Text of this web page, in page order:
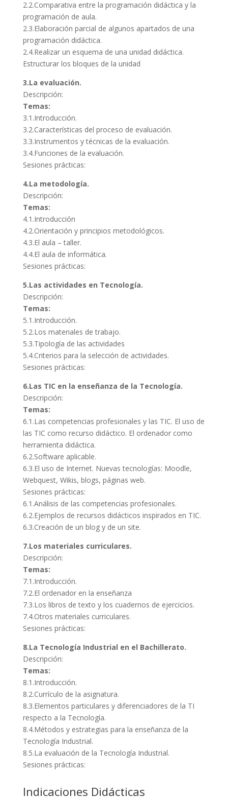
2.2.Comparativa entre la programación didáctica y la
programación de aula.
2.3.Elaboración parcial de algunos apartados de una
programación didáctica.
2.4.Realizar un esquema de una unidad didáctica.
Estructurar los bloques de la unidad
3.La evaluación.
Descripción:
Temas:
3.1.Introducción.
3.2.Características del proceso de evaluación.
3.3.Instrumentos y técnicas de la evaluación.
3.4.Funciones de la evaluación.
Sesiones prácticas:
4.La metodología.
Descripción:
Temas:
4.1.Introducción
4.2.Orientación y principios metodológicos.
4.3.El aula – taller.
4.4.El aula de informática.
Sesiones prácticas:
5.Las actividades en Tecnología.
Descripción:
Temas:
5.1.Introducción.
5.2.Los materiales de trabajo.
5.3.Tipología de las actividades
5.4.Criterios para la selección de actividades.
Sesiones prácticas:
6.Las TIC en la enseñanza de la Tecnología.
Descripción:
Temas:
6.1.Las competencias profesionales y las TIC. El uso de
las TIC como recurso didáctico. El ordenador como
herramienta didáctica.
6.2.Software aplicable.
6.3.El uso de Internet. Nuevas tecnologías: Moodle,
Webquest, Wikis, blogs, páginas web.
Sesiones prácticas:
6.1.Análisis de las competencias profesionales.
6.2.Ejemplos de recursos didácticos inspirados en TIC.
6.3.Creación de un blog y de un site.
7.Los materiales curriculares.
Descripción:
Temas:
7.1.Introducción.
7.2.El ordenador en la enseñanza
7.3.Los libros de texto y los cuadernos de ejercicios.
7.4.Otros materiales curriculares.
Sesiones prácticas:
8.La Tecnología Industrial en el Bachillerato.
Descripción:
Temas:
8.1.Introducción.
8.2.Currículo de la asignatura.
8.3.Elementos particulares y diferenciadores de la TI
respecto a la Tecnología.
8.4.Métodos y estrategias para la enseñanza de la
Tecnología Industrial.
8.5.La evaluación de la Tecnología Industrial.
Sesiones prácticas:
Indicaciones Didácticas